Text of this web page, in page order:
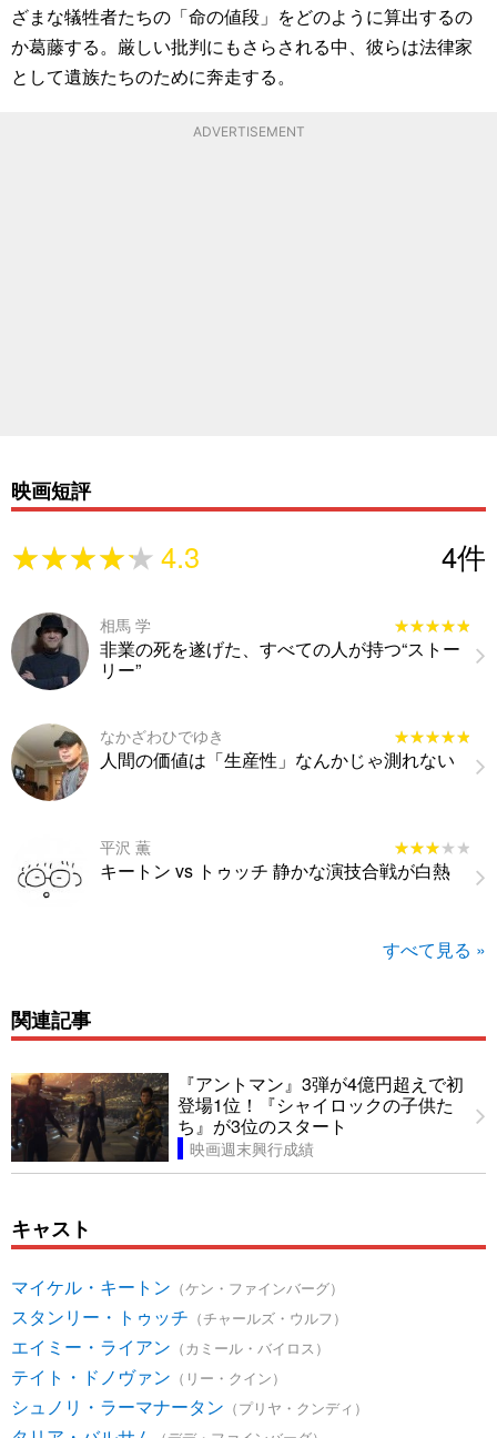
ざまな犠牲者たちの「命の値段」をどのように算出するの
か葛藤する。厳しい批判にもさらされる中、彼らは法律家
として遺族たちのために奔走する。
ADVERTISEMENT
映画短評
★★★★★
★★★★★4.3 4件
相馬 学 ★★★★★
★★★★★
非業の死を遂げた、すべての人が持つ“ストー
リー”
なかざわひでゆき ★★★★★
★★★★★
人間の価値は「生産性」なんかじゃ測れない
平沢 薫 ★★★★★
★★★★★
キートン vs トゥッチ 静かな演技合戦が白熱
すべて見る »
関連記事
『アントマン』3弾が4億円超えで初
登場1位！『シャイロックの子供た
ち』が3位のスタート
映画週末興行成績
キャスト
マイケル・キートン （ケン・ファインバーグ）
スタンリー・トゥッチ （チャールズ・ウルフ）
エイミー・ライアン （カミール・バイロス）
テイト・ドノヴァン （リー・クイン）
シュノリ・ラーマナータン （プリヤ・クンディ）